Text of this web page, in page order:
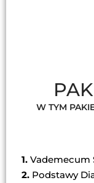
W TYM
1. Vademecum
2. Podstawy